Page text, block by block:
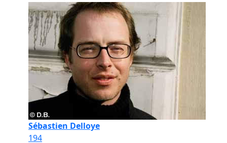
Sébastien Delloye
194